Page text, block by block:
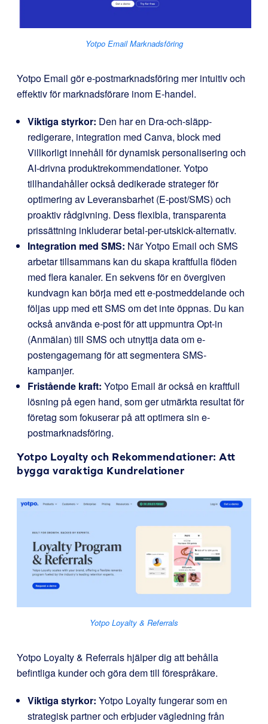
Yotpo Email Marknadsföring
Yotpo Email gör e-postmarknadsföring mer intuitiv och
effektiv för marknadsförare inom E-handel.
Viktiga styrkor: Den har en Dra-och-släpp-
redigerare, integration med Canva, block med
Villkorligt innehåll för dynamisk personalisering och
AI-drivna produktrekommendationer. Yotpo
tillhandahåller också dedikerade strateger för
optimering av Leveransbarhet (E-post/SMS) och
proaktiv rådgivning. Dess flexibla, transparenta
prissättning inkluderar betal-per-utskick-alternativ.
Integration med SMS: När Yotpo Email och SMS
arbetar tillsammans kan du skapa kraftfulla flöden
med flera kanaler. En sekvens för en övergiven
kundvagn kan börja med ett e-postmeddelande och
följas upp med ett SMS om det inte öppnas. Du kan
också använda e-post för att uppmuntra Opt-in
(Anmälan) till SMS och utnyttja data om e-
postengagemang för att segmentera SMS-
kampanjer.
Fristående kraft: Yotpo Email är också en kraftfull
lösning på egen hand, som ger utmärkta resultat för
företag som fokuserar på att optimera sin e-
postmarknadsföring.
Yotpo Loyalty och Rekommendationer: Att
bygga varaktiga Kundrelationer
Yotpo Loyalty & Referrals
Yotpo Loyalty & Referrals hjälper dig att behålla
befintliga kunder och göra dem till förespråkare.
Viktiga styrkor: Yotpo Loyalty fungerar som en
strategisk partner och erbjuder vägledning från